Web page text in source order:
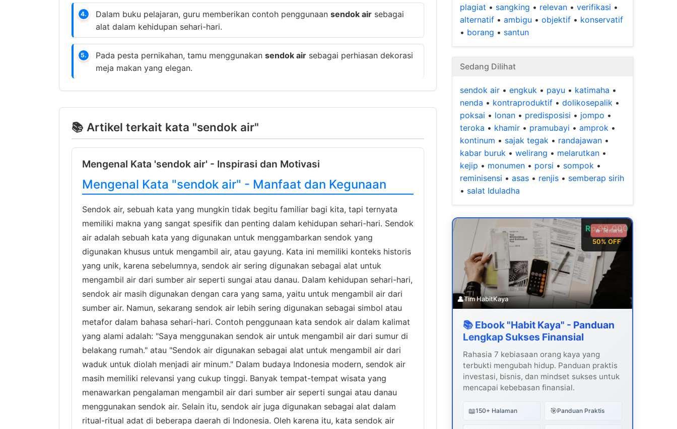
4. Dalam buku pelajaran, guru memberikan contoh penggunaan sendok air sebagai
alat dalam kehidupan sehari-hari.
5. Pada pesta pernikahan, tamu menggunakan sendok air sebagai perhiasan dekorasi
meja makan yang elegan.
📚 Artikel terkait kata "sendok air"
Mengenal Kata 'sendok air' - Inspirasi dan Motivasi
Mengenal Kata "sendok air" - Manfaat dan Kegunaan
Sendok air, sebuah kata yang mungkin tidak begitu familiar bagi kita, tapi ternyata
memiliki makna yang sangat spesifik dan penting dalam kehidupan sehari-hari. Sendok
air adalah sebuah kata yang digunakan untuk menggambarkan sendok yang
digunakan khusus untuk mengambil air, atau gayung. Kata ini memiliki konteks historis
yang unik, karena sebelumnya, sendok air sering digunakan sebagai alat untuk
mengambil air dari sumber air seperti sungai atau danau. Dalam kehidupan sehari-hari,
sendok air masih digunakan dengan cara yang sama, yaitu untuk mengambil air dari
sumber air. Namun, sekarang sendok air lebih sering digunakan sebagai simbol atau
metafor dalam bahasa sehari-hari. Contoh penggunaan kata sendok air dalam kalimat
yang alami adalah: "Saya menggunakan sendok air untuk mengambil air dari sumur di
belakang rumah." atau "Sendok air digunakan sebagai alat untuk mengambil air dari
waduk untuk diolah menjadi air minum." Dalam budaya Indonesia modern, sendok air
masih memiliki relevansi yang cukup tinggi. Banyak tempat-tempat wisata yang
menawarkan pengalaman mengambil air dari sumber air seperti sungai atau danau
menggunakan sendok air. Selain itu, sendok air juga digunakan sebagai alat dalam
ritual-ritual adat di beberapa daerah di Indonesia. Oleh karena itu, kata sendok air
plagiat • sangking • relevan • verifikasi •
alternatif • ambigu • objektif • konservatif
• borang • santun
Sedang Dilihat
sendok air • engkuk • payu • katimaha •
nenda • kontraproduktif • dolikosepalik •
poksai • lonan • predisposisi • jompo •
teroka • khamir • pramubayi • amprok •
kontinum • sajak tegak • randajawan •
kabar buruk • welirang • melarutkan •
kejip • monumen • porsi • sompok •
reminisensi • asas • renjis • semberap sirih
• salat Iduladha
Rp 99.000
50% OFF
🔥 Terlaris
👤Tim HabitKaya
📚 Ebook "Habit Kaya" - Panduan
Lengkap Sukses Finansial
Rahasia 7 kebiasaan orang kaya yang
terbukti mengubah hidup. Panduan praktis
investasi, bisnis, dan mindset sukses untuk
mencapai kebebasan finansial.
📖150+ Halaman 🎯Panduan Praktis